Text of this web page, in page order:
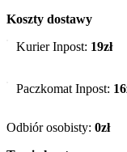
Koszty dostawy
Kurier Inpost: 19zł
Paczkomat Inpost:
Odbiór osobisty: 0zł